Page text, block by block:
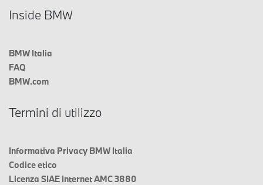
Inside BMW
BMW Italia
FAQ
BMW.com
Termini di utilizzo
Informativa Privacy BMW Italia
Codice etico
Licenza SIAE Internet AMC 3880